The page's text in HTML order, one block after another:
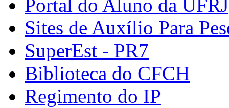
Portal do Aluno da UFRJ
Sites de Auxílio Para
SuperEst - PR7
Biblioteca do CFCH
Regimento do IP